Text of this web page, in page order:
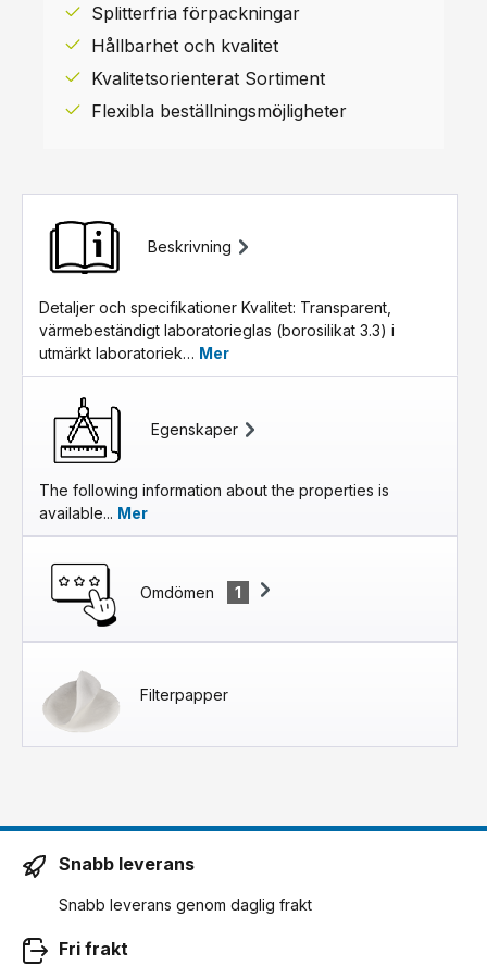
Splitterfria förpackningar
Hållbarhet och kvalitet
Kvalitetsorienterat Sortiment
Flexibla beställningsmöjligheter
Beskrivning
Detaljer och specifikationer Kvalitet: Transparent,
värmebeständigt laboratorieglas (borosilikat 3.3) i
utmärkt laboratoriek… Mer
Egenskaper
The following information about the properties is
available... Mer
Omdömen 1
Filterpapper
Snabb leverans
Snabb leverans genom daglig frakt
Fri frakt